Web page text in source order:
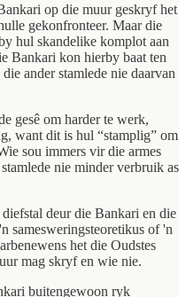
op die muur geskryf het
gekonfronteer. Maar die
hul skandelike komplot aan
Bankari kon hierby baat ten
ander stamlede nie daarvan
gesê om harder te werk,
want dit is hul “stamplig” om
sou immers vir die armes
nie minder verbruik as
deur die Bankari en die
samesweringsteoretikus of 'n
het die Oudstes
mag skryf en wie nie.
buitengewoon ryk